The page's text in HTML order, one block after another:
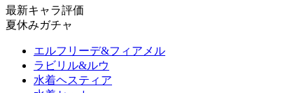
最新キャラ評価
夏休みガチャ
エルフリーデ&フィアメル
ラビリル&ルウ
水着ヘスティア